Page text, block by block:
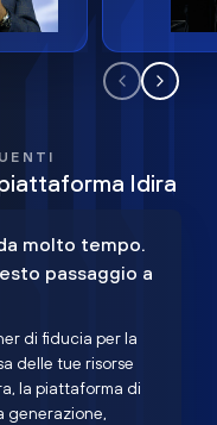
Idira
molto tempo.
passaggio a
di fiducia per la
delle tue risorse
la piattaforma di
generazione,